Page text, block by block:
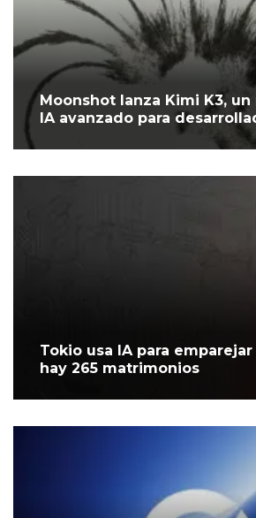
Moonshot lanza Kimi K3,
IA avanzado para
Tokio usa IA para
hay 265 matrimonios